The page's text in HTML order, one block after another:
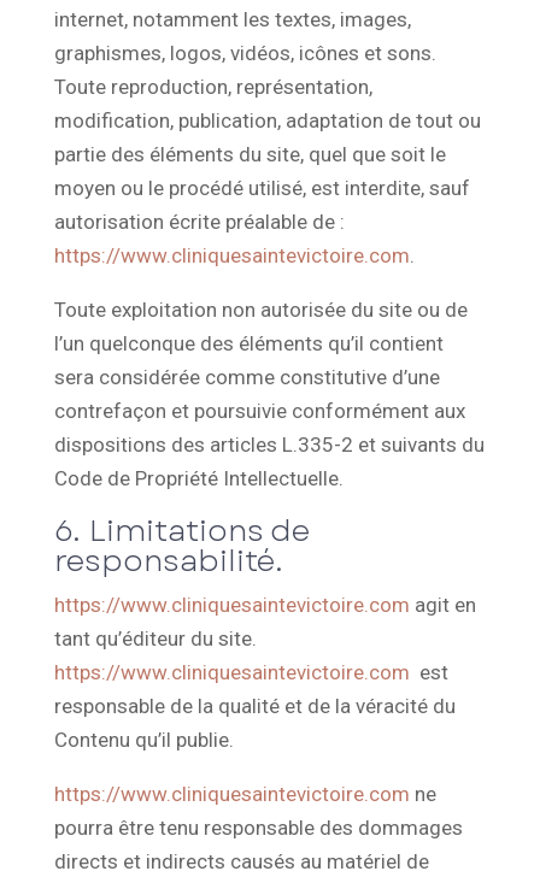
internet, notamment les textes, images,
graphismes, logos, vidéos, icônes et sons.
Toute reproduction, représentation,
modification, publication, adaptation de tout ou
partie des éléments du site, quel que soit le
moyen ou le procédé utilisé, est interdite, sauf
autorisation écrite préalable de :
https://www.cliniquesaintevictoire.com.
Toute exploitation non autorisée du site ou de
l’un quelconque des éléments qu’il contient
sera considérée comme constitutive d’une
contrefaçon et poursuivie conformément aux
dispositions des articles L.335-2 et suivants du
Code de Propriété Intellectuelle.
6. Limitations de
responsabilité.
https://www.cliniquesaintevictoire.com agit en
tant qu’éditeur du site.
https://www.cliniquesaintevictoire.com est
responsable de la qualité et de la véracité du
Contenu qu’il publie.
https://www.cliniquesaintevictoire.com ne
pourra être tenu responsable des dommages
directs et indirects causés au matériel de